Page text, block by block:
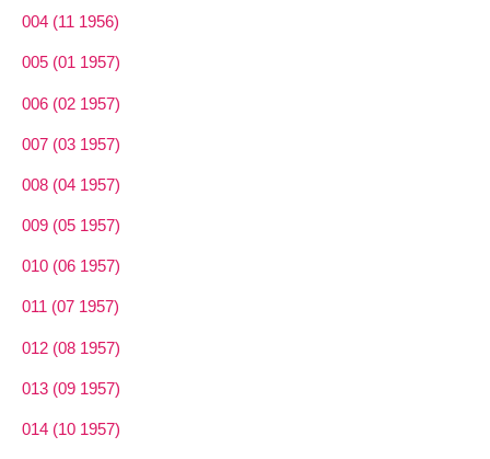
004 (11 1956)
005 (01 1957)
006 (02 1957)
007 (03 1957)
008 (04 1957)
009 (05 1957)
010 (06 1957)
011 (07 1957)
012 (08 1957)
013 (09 1957)
014 (10 1957)